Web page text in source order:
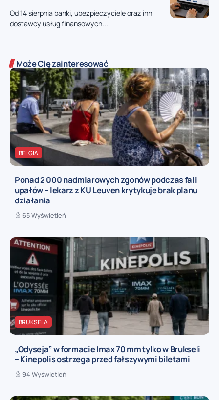
Od 14 sierpnia banki, ubezpieczyciele oraz inni
dostawcy usług finansowych...
Może Cię zainteresować
BELGIA
Ponad 2 000 nadmiarowych zgonów podczas fali
upałów – lekarz z KU Leuven krytykuje brak planu
działania
65 Wyświetleń
BRUKSELA
„Odyseja” w formacie Imax 70 mm tylko w Brukseli
– Kinepolis ostrzega przed fałszywymi biletami
94 Wyświetleń